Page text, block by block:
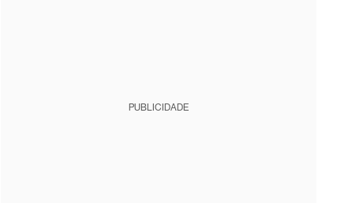
PUBLICIDADE